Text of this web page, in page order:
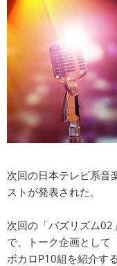
次回の日本テレビ系音
ストが発表された。
次回の「バズリズム
で、トーク企画として
ボカロP10組を紹介する